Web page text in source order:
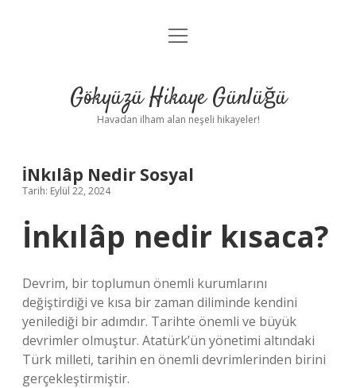
Anasayfa
Yasal Uyarı
menüyü
Gökyüzü Hikaye Günlüğü
Havadan ilham alan neşeli hikayeler!
İNkılâp Nedir Sosyal
Tarih: Eylül 22, 2024
İnkılâp nedir kısaca?
Devrim, bir toplumun önemli kurumlarını
değiştirdiği ve kısa bir zaman diliminde kendini
yenilediği bir adımdır. Tarihte önemli ve büyük
devrimler olmuştur. Atatürk’ün yönetimi altındaki
Türk milleti, tarihin en önemli devrimlerinden birini
gerçekleştirmiştir.